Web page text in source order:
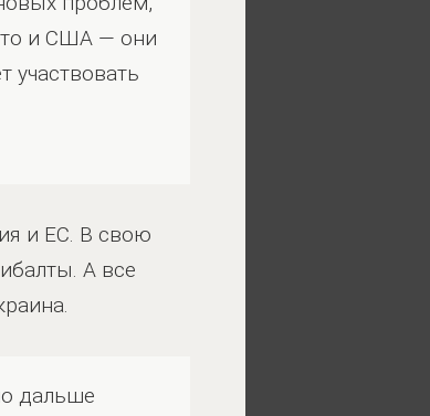
и США — они
участвовать
и ЕС. В свою
А все
дальше